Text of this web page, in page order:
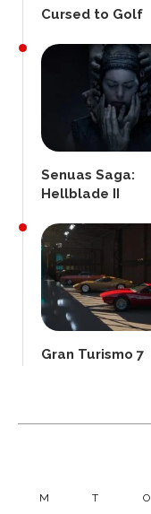
Cursed to Golf
Senuas Saga:
Hellblade II
Gran Turismo 7
M T O